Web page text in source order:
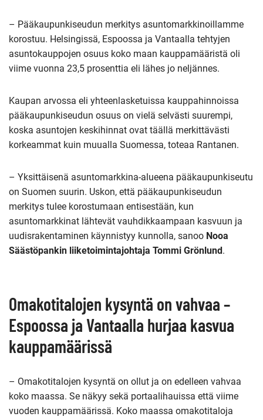
– Pääkaupunkiseudun merkitys asuntomarkkinoillamme
korostuu. Helsingissä, Espoossa ja Vantaalla tehtyjen
asuntokauppojen osuus koko maan kauppamääristä oli
viime vuonna 23,5 prosenttia eli lähes jo neljännes.
Kaupan arvossa eli yhteenlasketuissa kauppahinnoissa
pääkaupunkiseudun osuus on vielä selvästi suurempi,
koska asuntojen keskihinnat ovat täällä merkittävästi
korkeammat kuin muualla Suomessa, toteaa Rantanen.
– Yksittäisenä asuntomarkkina-alueena pääkaupunkiseutu
on Suomen suurin. Uskon, että pääkaupunkiseudun
merkitys tulee korostumaan entisestään, kun
asuntomarkkinat lähtevät vauhdikkaampaan kasvuun ja
uudisrakentaminen käynnistyy kunnolla, sanoo Nooa
Säästöpankin liiketoimintajohtaja Tommi Grönlund.
Omakotitalojen kysyntä on vahvaa –
Espoossa ja Vantaalla hurjaa kasvua
kauppamäärissä
– Omakotitalojen kysyntä on ollut ja on edelleen vahvaa
koko maassa. Se näkyy sekä portaalihauissa että viime
vuoden kauppamäärissä. Koko maassa omakotitaloja